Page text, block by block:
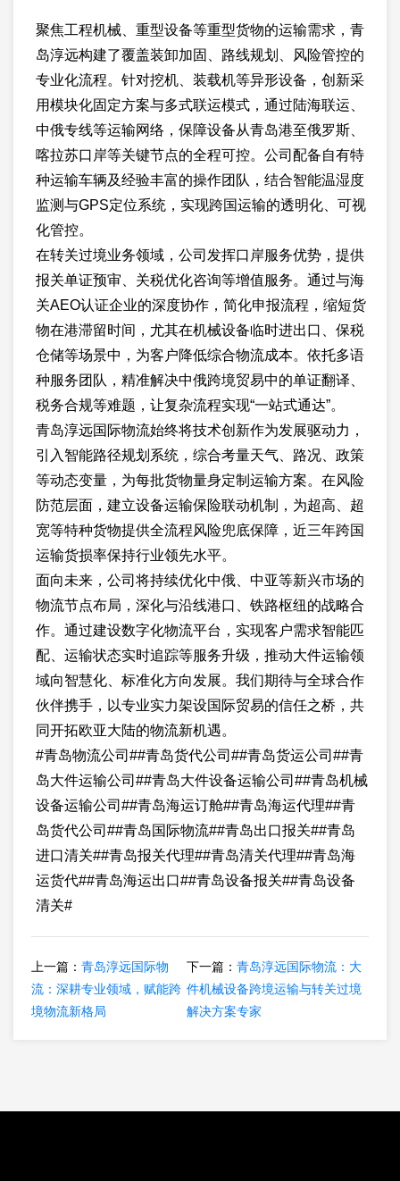
聚焦工程机械、重型设备等重型货物的运输需求，青
岛淳远构建了覆盖装卸加固、路线规划、风险管控的
专业化流程。针对挖机、装载机等异形设备，创新采
用模块化固定方案与多式联运模式，通过陆海联运、
中俄专线等运输网络，保障设备从青岛港至俄罗斯、
喀拉苏口岸等关键节点的全程可控。公司配备自有特
种运输车辆及经验丰富的操作团队，结合智能温湿度
监测与GPS定位系统，实现跨国运输的透明化、可视
化管控。
在转关过境业务领域，公司发挥口岸服务优势，提供
报关单证预审、关税优化咨询等增值服务。通过与海
关AEO认证企业的深度协作，简化申报流程，缩短货
物在港滞留时间，尤其在机械设备临时进出口、保税
仓储等场景中，为客户降低综合物流成本。依托多语
种服务团队，精准解决中俄跨境贸易中的单证翻译、
税务合规等难题，让复杂流程实现“一站式通达”。
青岛淳远国际物流始终将技术创新作为发展驱动力，
引入智能路径规划系统，综合考量天气、路况、政策
等动态变量，为每批货物量身定制运输方案。在风险
防范层面，建立设备运输保险联动机制，为超高、超
宽等特种货物提供全流程风险兜底保障，近三年跨国
运输货损率保持行业领先水平。
面向未来，公司将持续优化中俄、中亚等新兴市场的
物流节点布局，深化与沿线港口、铁路枢纽的战略合
作。通过建设数字化物流平台，实现客户需求智能匹
配、运输状态实时追踪等服务升级，推动大件运输领
域向智慧化、标准化方向发展。我们期待与全球合作
伙伴携手，以专业实力架设国际贸易的信任之桥，共
同开拓欧亚大陆的物流新机遇。
#青岛物流公司##青岛货代公司##青岛货运公司##青
岛大件运输公司##青岛大件设备运输公司##青岛机械
设备运输公司##青岛海运订舱##青岛海运代理##青
岛货代公司##青岛国际物流##青岛出口报关##青岛
进口清关##青岛报关代理##青岛清关代理##青岛海
运货代##青岛海运出口##青岛设备报关##青岛设备
清关#
上一篇： 青岛淳远国际物
流：深耕专业领域，赋能跨
境物流新格局
下一篇： 青岛淳远国际物流：大
件机械设备跨境运输与转关过境
解决方案专家